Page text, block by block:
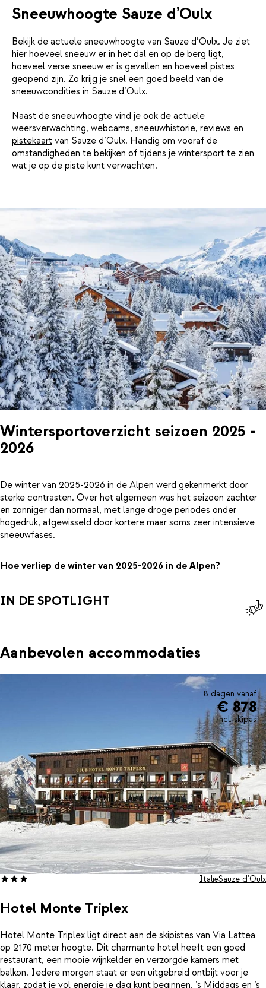
Sneeuwhoogte Sauze d’Oulx
Bekijk de actuele sneeuwhoogte van Sauze d’Oulx. Je ziet
hier hoeveel sneeuw er in het dal en op de berg ligt,
hoeveel verse sneeuw er is gevallen en hoeveel pistes
geopend zijn. Zo krijg je snel een goed beeld van de
sneeuwcondities in Sauze d’Oulx.
Naast de sneeuwhoogte vind je ook de actuele
weersverwachting, webcams, sneeuwhistorie, reviews en
pistekaart van Sauze d’Oulx. Handig om vooraf de
omstandigheden te bekijken of tijdens je wintersport te zien
wat je op de piste kunt verwachten.
Wintersportoverzicht seizoen 2025 -
2026
De winter van 2025-2026 in de Alpen werd gekenmerkt door
sterke contrasten. Over het algemeen was het seizoen zachter
en zonniger dan normaal, met lange droge periodes onder
hogedruk, afgewisseld door kortere maar soms zeer intensieve
sneeuwfases.
Hoe verliep de winter van 2025-2026 in de Alpen?
IN DE SPOTLIGHT
Aanbevolen accommodaties
8 dagen vanaf
€ 878
incl. skipas
Hotel Monte Triplex
ItaliëSauze d'Oulx
Hotel Monte Triplex ligt direct aan de skipistes van Via Lattea
op 2170 meter hoogte. Dit charmante hotel heeft een goed
restaurant, een mooie wijnkelder en verzorgde kamers met
balkon. Iedere morgen staat er een uitgebreid ontbijt voor je
klaar, zodat je vol energie je dag kunt beginnen. ’s Middags en ’s